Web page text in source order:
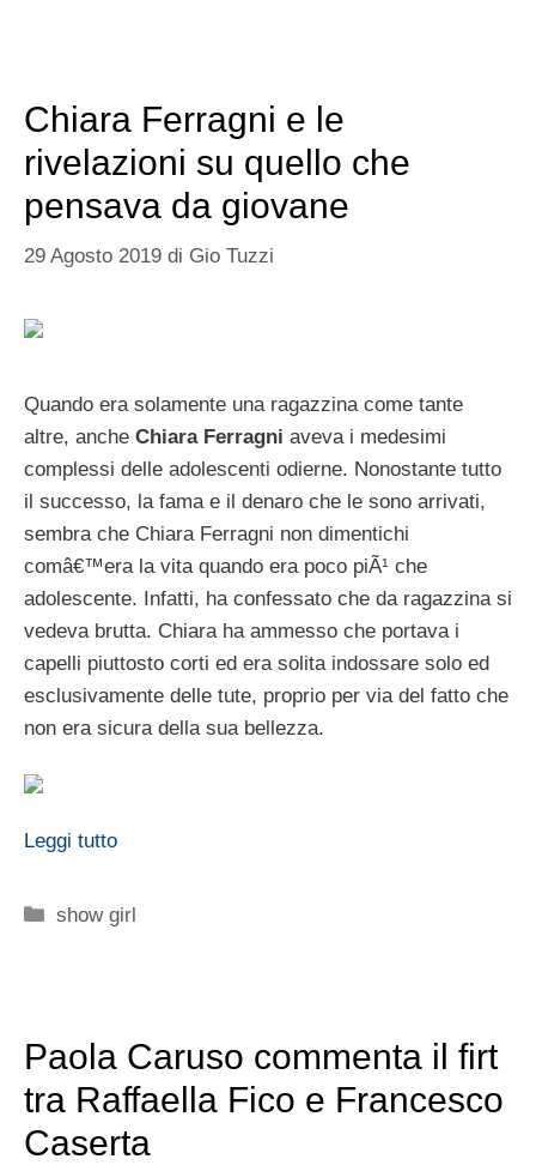
Chiara Ferragni e le
rivelazioni su quello che
pensava da giovane
29 Agosto 2019 di Gio Tuzzi
Quando era solamente una ragazzina come tante
altre, anche Chiara Ferragni aveva i medesimi
complessi delle adolescenti odierne. Nonostante tutto
il successo, la fama e il denaro che le sono arrivati,
sembra che Chiara Ferragni non dimentichi
comâ€™era la vita quando era poco piÃ¹ che
adolescente. Infatti, ha confessato che da ragazzina si
vedeva brutta. Chiara ha ammesso che portava i
capelli piuttosto corti ed era solita indossare solo ed
esclusivamente delle tute, proprio per via del fatto che
non era sicura della sua bellezza.
Leggi tutto
Categorie
show girl
Paola Caruso commenta il firt
tra Raffaella Fico e Francesco
Caserta